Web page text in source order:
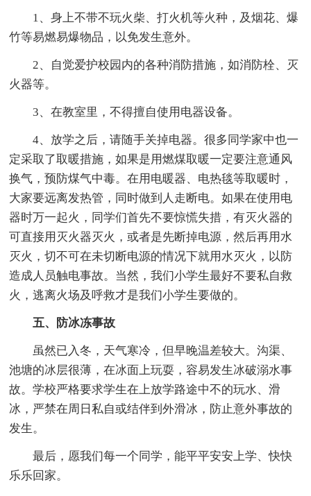
1、身上不带不玩火柴、打火机等火种，及烟花、爆
竹等易燃易爆物品，以免发生意外。
2、自觉爱护校园内的各种消防措施，如消防栓、灭
火器等。
3、在教室里，不得擅自使用电器设备。
4、放学之后，请随手关掉电器。很多同学家中也一
定采取了取暖措施，如果是用燃煤取暖一定要注意通风
换气，预防煤气中毒。在用电暖器、电热毯等取暖时，
大家要远离发热管，同时做到人走断电。如果在使用电
器时万一起火，同学们首先不要惊慌失措，有灭火器的
可直接用灭火器灭火，或者是先断掉电源，然后再用水
灭火，切不可在未切断电源的情况下就用水灭火，以防
造成人员触电事故。当然，我们小学生最好不要私自救
火，逃离火场及呼救才是我们小学生要做的。
五、防冰冻事故
虽然已入冬，天气寒冷，但早晚温差较大。沟渠、
池塘的冰层很薄，在冰面上玩耍，容易发生冰破溺水事
故。学校严格要求学生在上放学路途中不的玩水、滑
冰，严禁在周日私自或结伴到外滑冰，防止意外事故的
发生。
最后，愿我们每一个同学，能平平安安上学、快快
乐乐回家。